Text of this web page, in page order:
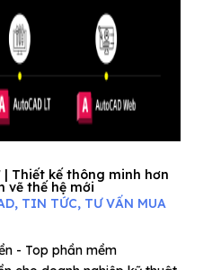
| Thiết kế thông minh hơn
vẽ thế hệ mới
, TIN TỨC, TƯ VẤN MUA
- Top phần mềm